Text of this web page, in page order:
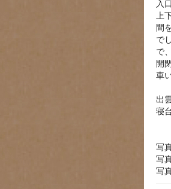
入
上
間
で
で
開
車
出
寝
写
写
写